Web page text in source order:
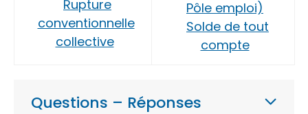
Rupture
conventionnelle
collective
Pôle emploi)
Solde de tout
compte
Questions – Réponses